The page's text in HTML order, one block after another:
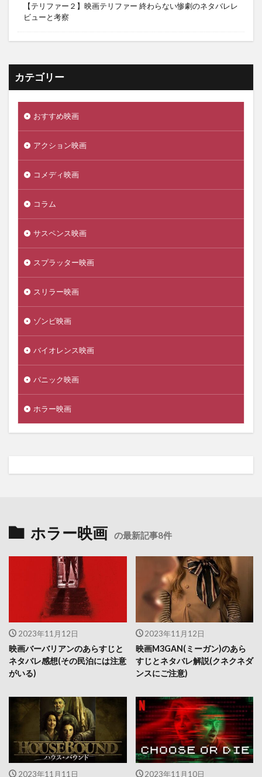
【テリファー２】映画テリファー 終わらない惨劇のネタバレレ
ビューと考察
カテゴリー
おすすめ映画
アクション映画
コメディ映画
コラム
サスペンス映画
スプラッター映画
スリラー映画
ゾンビ映画
バイオレンス映画
パニック映画
ホラー映画
ホラー映画 の最新記事8件
2023年11月12日
映画バーバリアンのあらすじと
ネタバレ感想(その民泊には注意
がいる)
2023年11月12日
映画M3GAN(ミーガン)のあら
すじとネタバレ解説(クネクネダ
ンスにご注意)
2023年11月11日 2023年11月10日